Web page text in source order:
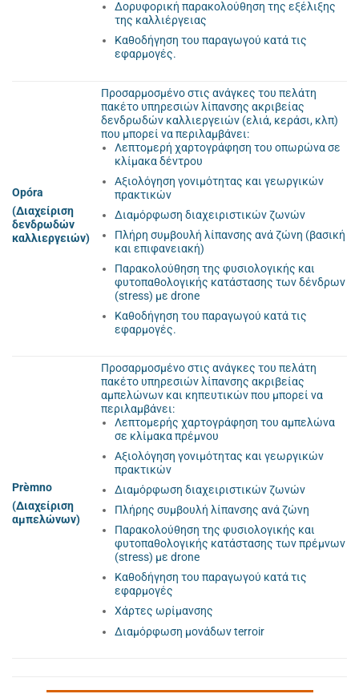
Δορυφορική παρακολούθηση της εξέλιξης
της καλλιέργειας
Καθοδήγηση του παραγωγού κατά τις
εφαρμογές.
Opóra
(Διαχείριση
δενδρωδών
καλλιεργειών)
Προσαρμοσμένο στις ανάγκες του πελάτη
πακέτο υπηρεσιώνλίπανσης ακριβείας
δενδρωδών καλλιεργειών (ελιά, κεράσι, κλπ)
που μπορεί να περιλαμβάνει:
Λεπτομερή χαρτογράφηση του οπωρώνα σε
κλίμακα δέντρου
Αξιολόγηση γονιμότητας και γεωργικών
πρακτικών
Διαμόρφωση διαχειριστικών ζωνών
Πλήρη συμβουλή λίπανσης ανά ζώνη (βασική
και επιφανειακή)
Παρακολούθηση της φυσιολογικής και
φυτοπαθολογικής κατάστασης των δένδρων
(stress) με drone
Καθοδήγηση του παραγωγού κατά τις
εφαρμογές.
Prèmno
(Διαχείριση
αμπελώνων)
Προσαρμοσμένο στις ανάγκες του πελάτη
πακέτο υπηρεσιών λίπανσης ακριβείας
αμπελώνων και κηπευτικών που μπορεί να
περιλαμβάνει:
Λεπτομερής χαρτογράφηση του αμπελώνα
σε κλίμακα πρέμνου
Αξιολόγηση γονιμότητας και γεωργικών
πρακτικών
Διαμόρφωση διαχειριστικών ζωνών
Πλήρης συμβουλή λίπανσης ανά ζώνη
Παρακολούθηση της φυσιολογικής και
φυτοπαθολογικής κατάστασης των πρέμνων
(stress) με drone
Καθοδήγηση του παραγωγού κατά τις
εφαρμογές
Χάρτες ωρίμανσης
Διαμόρφωση μονάδων terroir